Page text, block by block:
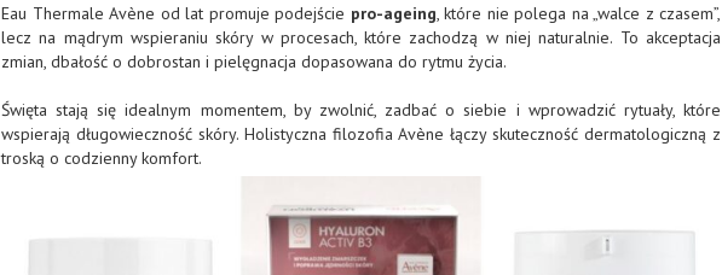
Eau Thermale Avène od lat promuje podejście pro-ageing, które nie polega na „walce z czasem”,
lecz na mądrym wspieraniu skóry w procesach, które zachodzą w niej naturalnie. To akceptacja
zmian, dbałość o dobrostan i pielęgnacja dopasowana do rytmu życia.
Święta stają się idealnym momentem, by zwolnić, zadbać o siebie i wprowadzić rytuały, które
wspierają długowieczność skóry. Holistyczna filozofia Avène łączy skuteczność dermatologiczną z
troską o codzienny komfort.